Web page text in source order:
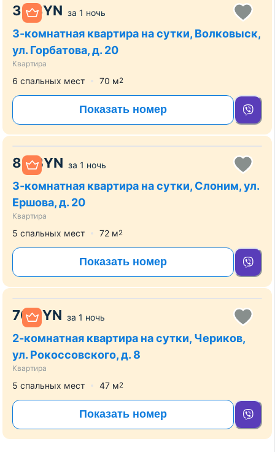
35 BYN за 1 ночь
3-комнатная квартира на сутки, Волковыск,
ул. Горбатова, д. 20
Квартира
6 спальных мест 70 м2
Показать номер
80 BYN за 1 ночь
3-комнатная квартира на сутки, Слоним, ул.
Ершова, д. 20
Квартира
5 спальных мест 72 м2
Показать номер
70 BYN за 1 ночь
2-комнатная квартира на сутки, Чериков,
ул. Рокоссовского, д. 8
Квартира
5 спальных мест 47 м2
Показать номер